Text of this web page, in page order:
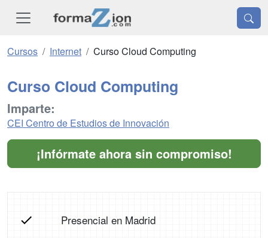
Cursos Internet Curso Cloud Computing
Curso Cloud Computing
Imparte:
CEI Centro de Estudios de Innovación
¡Infórmate ahora sin compromiso!
Presencial en Madrid